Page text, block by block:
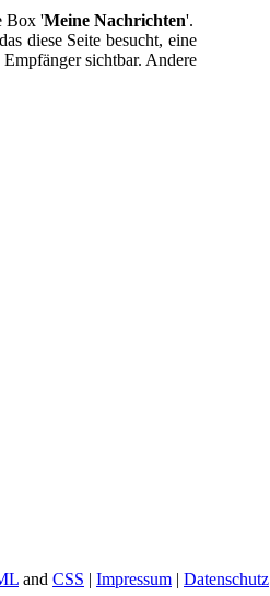
Box 'Meine Nachrichten'.
diese Seite besucht, eine
sichtbar. Andere
and CSS | Impressum | Datenschutz